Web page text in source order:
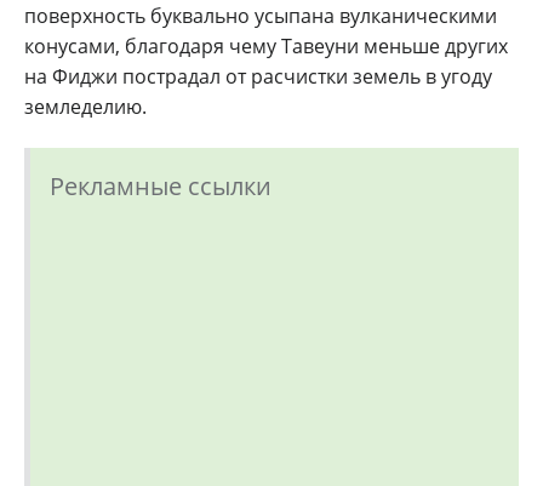
поверхность буквально усыпана вулканическими
конусами, благодаря чему Тавеуни меньше других
на Фиджи пострадал от расчистки земель в угоду
земледелию.
Рекламные ссылки